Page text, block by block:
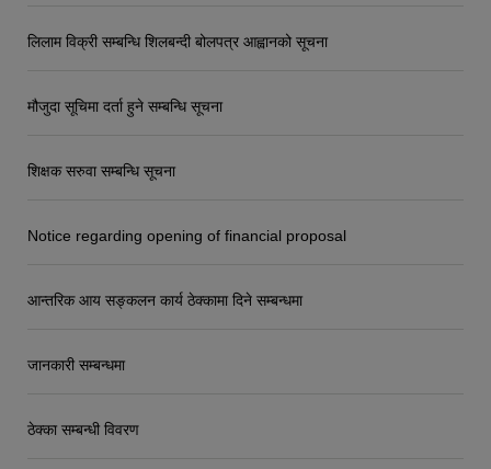
लिलाम विक्री सम्बन्धि शिलबन्दी बोलपत्र आह्वानको सूचना
मौजुदा सूचिमा दर्ता हुने सम्बन्धि सूचना
शिक्षक सरुवा सम्बन्धि सूचना
Notice regarding opening of financial proposal
आन्तरिक आय सङ्कलन कार्य ठेक्कामा दिने सम्बन्धमा
जानकारी सम्बन्धमा
ठेक्का सम्बन्धी विवरण